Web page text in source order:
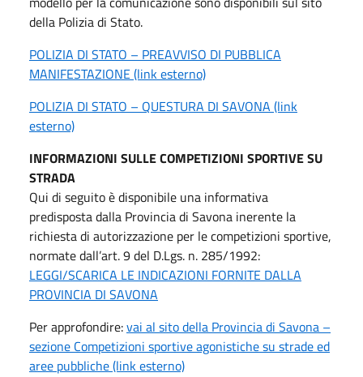
della Polizia di Stato.
POLIZIA DI STATO – PREAVVISO DI PUBBLICA
MANIFESTAZIONE (link esterno)
POLIZIA DI STATO – QUESTURA DI SAVONA (link
esterno)
INFORMAZIONI SULLE COMPETIZIONI SPORTIVE SU
STRADA
Qui di seguito è disponibile una informativa
predisposta dalla Provincia di Savona inerente la
richiesta di autorizzazione per le competizioni sportive,
normate dall’art. 9 del D.Lgs. n. 285/1992:
LEGGI/SCARICA LE INDICAZIONI FORNITE DALLA
PROVINCIA DI SAVONA
Per approfondire:vai al sito della Provincia di Savona –
sezione Competizioni sportive agonistiche su strade ed
aree pubbliche (link esterno)